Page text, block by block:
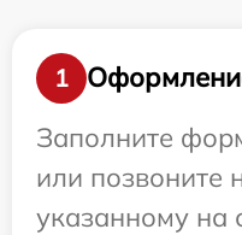
1
Заполните
или позвоните
указанному на